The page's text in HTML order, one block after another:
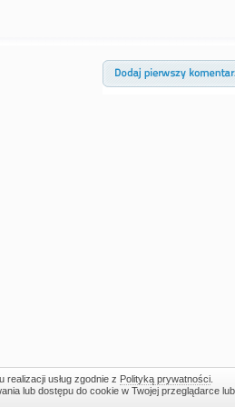
usług zgodnie z Polityką prywatności.
lub dostępu do cookie w Twojej przeglądarce lub